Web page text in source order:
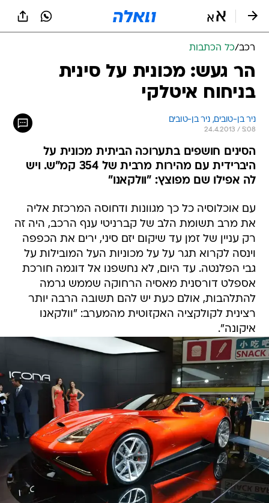
רכב/כל הכתבות
הר געש: מכונית על סינית
בניחוח איטלקי
ניר בן-טובים, ניר בן-טובים
24.4.2013 / 5:08
הסינים חושפים בתערוכה הביתית מכונית על
היברידית עם מהירות מרבית של 354 קמ"ש. ויש
לה אפילו שם מפוצץ: "וולקאנו"
עם אוכלוסיה כל כך מגוונות ודחוסה המרכזת אליה
את מרב תשומת הלב של קברניטי ענף הרכב, היה זה
רק עניין של זמן עד שיקום יזם סיני, ירים את הכפפה
וינסה לקרוא תגר על על מכוניות העל המובילות על
גבי הפלנטה. עד היום, לא נחשפנו אל דוגמה חורכת
אספלט דורסנית מאסיה הרחוקה שממש גרמה
להתלהבות, אולם כעת יש להם תשובה הרבה יותר
רצינית לקולקציה האקזוטית מהמערב: "וולקאנו
איקונה".